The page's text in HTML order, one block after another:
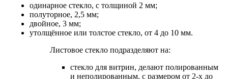
одинарное стекло, с толщиной 2 мм;
полуторное, 2,5 мм;
двойное, 3 мм;
утолщённое или толстое стекло, от 4 до 10 мм.
Листовое стекло подразделяют на:
стекло для витрин, делают полированным
и неполированным, с размером от 2-х до